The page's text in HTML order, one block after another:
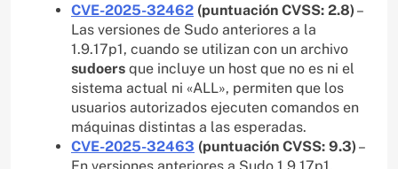
CVE-2025-32462 (puntuación CVSS: 2.8) –
Las versiones de Sudo anteriores a la
1.9.17p1, cuando se utilizan con un archivo
sudoers que incluye un host que no es ni el
sistema actual ni «ALL», permiten que los
usuarios autorizados ejecuten comandos en
máquinas distintas a las esperadas.
CVE-2025-32463 (puntuación CVSS: 9.3) –